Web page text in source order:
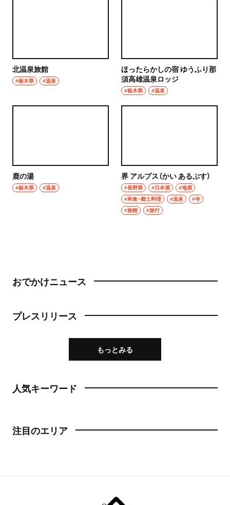
北温泉旅館
#栃木県 #温泉
ほったらかしの宿 ゆうふり那
須高雄温泉ロッジ
#栃木県 #温泉
鹿の湯
#栃木県 #温泉
界 アルプス（かい あるぷす）
#長野県 #日本酒
#地酒
#和食・郷土料理
#温泉
#寺
#旅館
#旅行
おでかけニュース
プレスリリース
もっとみる
人気キーワード
注目のエリア